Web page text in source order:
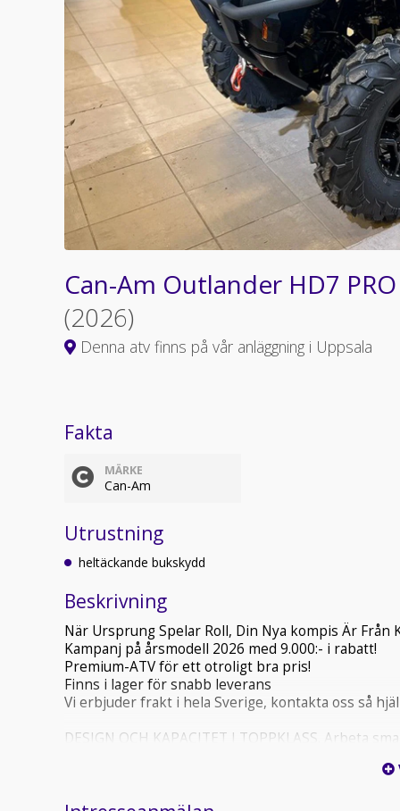
Can-Am Outlander HD7
(2026)
Denna atv finns på vår anläggning i Uppsala
Fakta
MÄRKE
Can-Am
Utrustning
heltäckande bukskydd
Beskrivning
När Ursprung Spelar Roll, Din Nya kompis Är Från
Kampanj på årsmodell 2026 med 9.000:- i rabatt!
Premium-ATV för ett otroligt bra pris!
Finns i lager för snabb leverans
Vi erbjuder frakt i hela Sverige, kontakta oss så
DESIGN OCH KAPACITET I TOPPKLASS. Arbeta